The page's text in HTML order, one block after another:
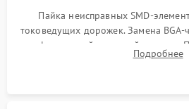
Пайка неисправных SMD-
токоведущих дорожек. Замена BGA-
инфракрасной паяльной станции.
BIOS или заменаПодробнее